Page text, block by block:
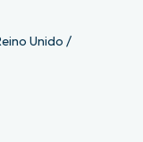
Unido /